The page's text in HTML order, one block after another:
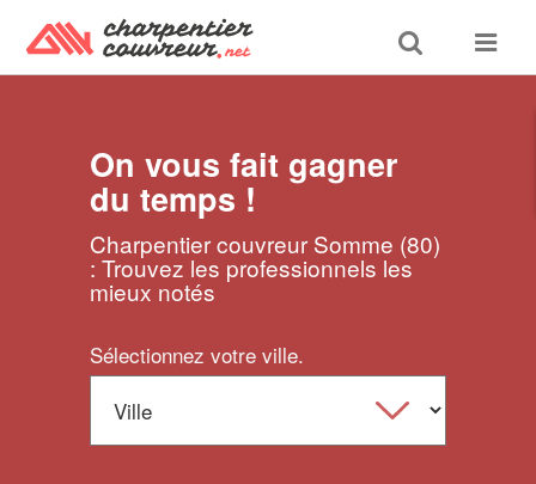
Toggle
search
Toggle
On vous fait gagner
du temps !
Charpentier couvreur Somme (80)
: Trouvez les professionnels les
mieux notés
Sélectionnez votre ville.